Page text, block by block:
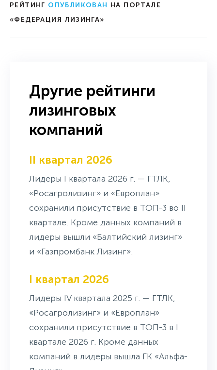
РЕЙТИНГ ОПУБЛИКОВАН НА ПОРТАЛЕ
«ФЕДЕРАЦИЯ ЛИЗИНГА»
Другие рейтинги
лизинговых
компаний
II квартал 2026
Лидеры I квартала 2026 г. — ГТЛК,
«Росагролизинг» и «Европлан»
сохранили присутствие в ТОП-3 во II
квартале. Кроме данных компаний в
лидеры вышли «Балтийский лизинг»
и «Газпромбанк Лизинг».
I квартал 2026
Лидеры IV квартала 2025 г. — ГТЛК,
«Росагролизинг» и «Европлан»
сохранили присутствие в ТОП-3 в I
квартале 2026 г. Кроме данных
компаний в лидеры вышла ГК «Альфа-